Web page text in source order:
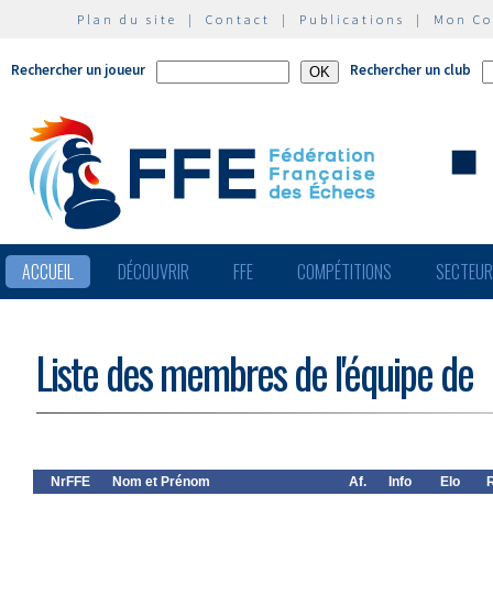
Plan du site | Contact | Publications | Mon
Rechercher un joueur Rechercher un club
ACCUEIL DÉCOUVRIR FFE COMPÉTITIONS
Liste des membres de l'équipe de
NrFFE Nom et Prénom Af. Info Elo